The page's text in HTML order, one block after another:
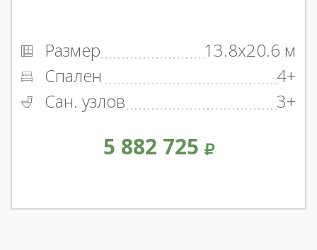
Размер
13.8x20.6 м
Спален
4+
Сан. узлов
3+
5 882 725